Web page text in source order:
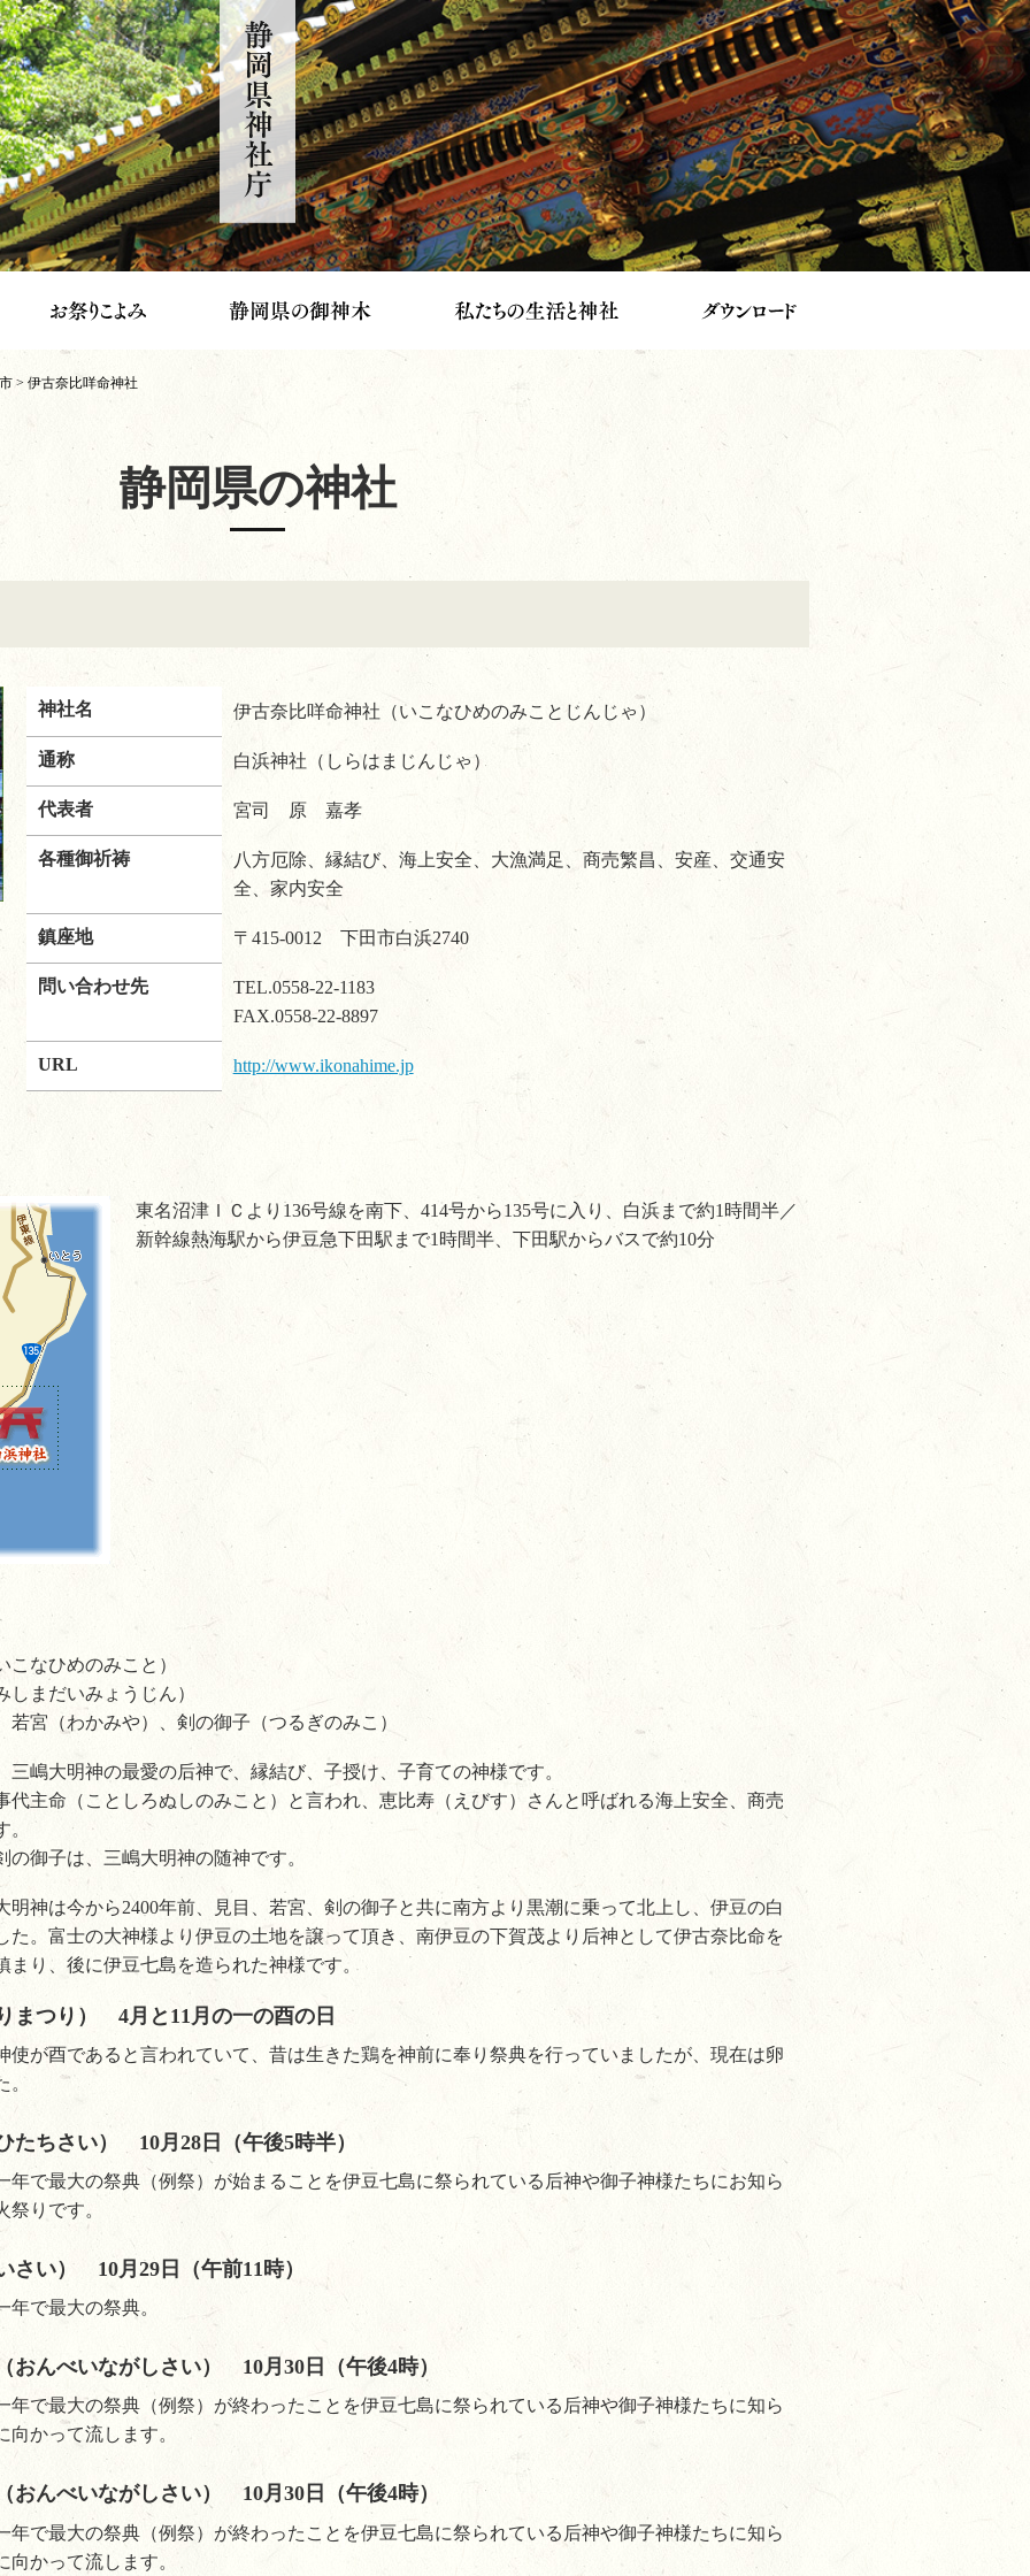
静岡県神社庁
> 伊古奈比咩命神社
静岡県の神社
神社名 伊古奈比咩命神社（いこなひめのみことじんじゃ）
通称 白浜神社（しらはまじんじゃ）
代表者 宮司 原 嘉孝
各種御祈祷
八方厄除、縁結び、海上安全、大漁満足、商売繁昌、安産、交通安
全、家内安全
鎮座地 〒415-0012 下田市白浜2740
問い合わせ先 TEL.0558-22-1183
FAX.0558-22-8897
URL http://www.ikonahime.jp
東名沼津ＩＣより136号線を南下、414号から135号に入り、白浜まで約1時間半／
新幹線熱海駅から伊豆急下田駅まで1時間半、下田駅からバスで約10分
こなひめのみこと）
しまだいみょうじん）
若宮（わかみや）、剣の御子（つるぎのみこ）
三嶋大明神の最愛の后神で、縁結び、子授け、子育ての神様です。
代主命（ことしろぬしのみこと）と言われ、恵比寿（えびす）さんと呼ばれる海上安全、商売
の御子は、三嶋大明神の随神です。
明神は今から2400年前、見目、若宮、剣の御子と共に南方より黒潮に乗って北上し、伊豆の白
た。富士の大神様より伊豆の土地を譲って頂き、南伊豆の下賀茂より后神として伊古奈比命を
まり、後に伊豆七島を造られた神様です。
まつり） 4月と11月の一の酉の日
使が酉であると言われていて、昔は生きた鶏を神前に奉り祭典を行っていましたが、現在は卵
たちさい） 10月28日（午後5時半）
年で最大の祭典（例祭）が始まることを伊豆七島に祭られている后神や御子神様たちにお知ら
祭りです。
さい） 10月29日（午前11時）
年で最大の祭典。
おんべいながしさい） 10月30日（午後4時）
年で最大の祭典（例祭）が終わったことを伊豆七島に祭られている后神や御子神様たちに知ら
向かって流します。
おんべいながしさい） 10月30日（午後4時）
年で最大の祭典（例祭）が終わったことを伊豆七島に祭られている后神や御子神様たちに知ら
向かって流します。